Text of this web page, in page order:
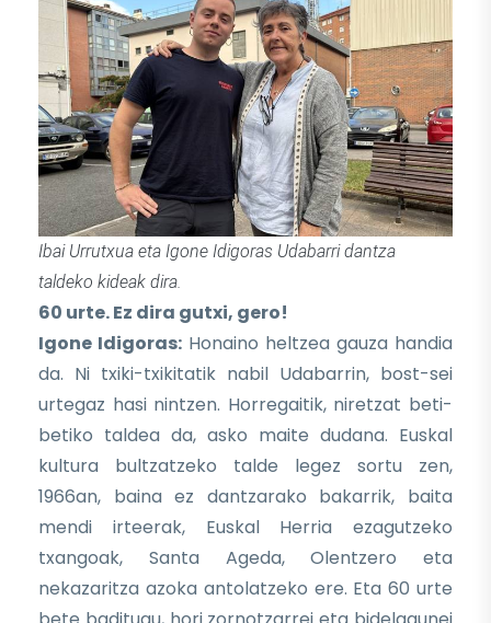
Ibai Urrutxua eta Igone Idigoras Udabarri dantza
taldeko kideak dira.
60 urte. Ez dira gutxi, gero!
Igone Idigoras: Honaino heltzea gauza handia
da. Ni txiki-txikitatik nabil Udabarrin, bost-sei
urtegaz hasi nintzen. Horregaitik, niretzat beti-
betiko taldea da, asko maite dudana. Euskal
kultura bultzatzeko talde legez sortu zen,
1966an, baina ez dantzarako bakarrik, baita
mendi irteerak, Euskal Herria ezagutzeko
txangoak, Santa Ageda, Olentzero eta
nekazaritza azoka antolatzeko ere. Eta 60 urte